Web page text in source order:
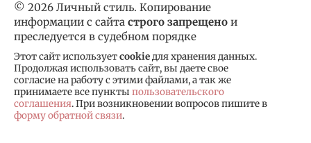
© 2026 Личный стиль. Копирование
информации с сайта строго запрещено и
преследуется в судебном порядке
Этот сайт используетcookieдля хранения данных.
Продолжая использовать сайт, вы даете свое
согласие на работу с этими файлами, а так же
принимаете все пункты пользовательского
соглашения. При возникновении вопросов пишите в
форму обратной связи.